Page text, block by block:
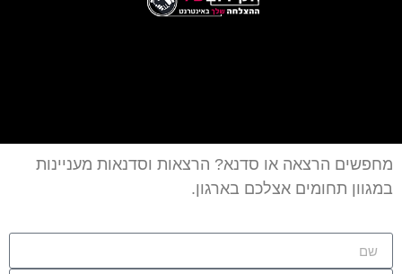
מחפשים הרצאה או סדנא? הרצאות וסדנאות מעניינות
במגוון תחומים אצלכם בארגון.